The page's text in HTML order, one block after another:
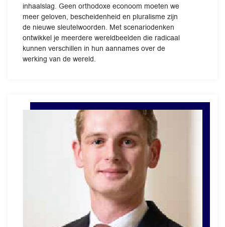
inhaalslag. Geen orthodoxe econoom moeten we
meer geloven, bescheidenheid en pluralisme zijn
de nieuwe sleutelwoorden. Met scenariodenken
ontwikkel je meerdere wereldbeelden die radicaal
kunnen verschillen in hun aannames over de
werking van de wereld.